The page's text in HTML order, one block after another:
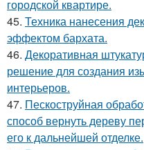
городской квартире.
45. Техника нанесения
эффектом бархата.
46. Декоративная
решение для создания
интерьеров.
47. Пескоструйная
способ вернуть дереву
его к дальнейшей отделке.